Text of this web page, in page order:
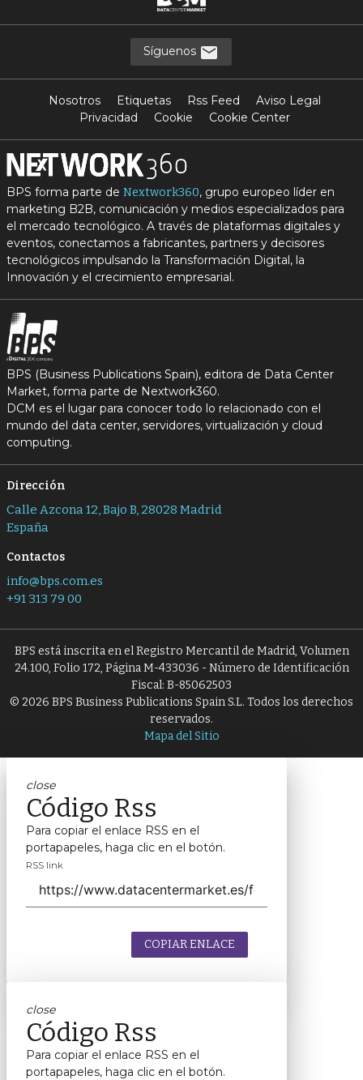
Síguenos
Nosotros Etiquetas Rss Feed
Aviso Legal
Privacidad
Cookie Cookie Center
BPS forma parte de Nextwork360, grupo europeo líder en
marketing B2B, comunicación y medios especializados para
el mercado tecnológico. A través de plataformas digitales y
eventos, conectamos a fabricantes, partners y decisores
tecnológicos impulsando la Transformación Digital, la
Innovación y el crecimiento empresarial.
BPS (Business Publications Spain), editora de Data Center
Market, forma parte de Nextwork360.
DCM es el lugar para conocer todo lo relacionado con el
mundo del data center, servidores, virtualización y cloud
computing.
Dirección
Calle Azcona 12, Bajo B, 28028 Madrid
España
Contactos
info@bps.com.es
+91 313 79 00
BPS está inscrita en el Registro Mercantil de Madrid, Volumen
24.100, Folio 172, Página M-433036 - Número de Identificación
Fiscal: B-85062503
© 2026 BPS Business Publications Spain S.L. Todos los derechos
reservados.
Mapa del Sitio
close
Código Rss
Para copiar el enlace RSS en el
portapapeles, haga clic en el botón.
RSS link
COPIAR ENLACE
close
Código Rss
Para copiar el enlace RSS en el
portapapeles, haga clic en el botón.